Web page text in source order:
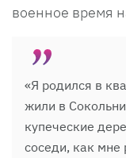
военное время
«Я родился в
жили в
купеческие
соседи, как мне